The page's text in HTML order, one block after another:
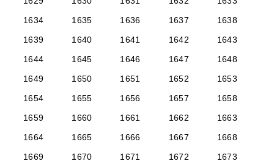
1634
1635 1636 1637
1638
1639
1640 1641 1642
1643
1644
1645 1646 1647
1648
1649
1650 1651 1652
1653
1654
1655 1656 1657
1658
1659
1660 1661 1662
1663
1664
1665 1666 1667
1668
1669
1670 1671 1672
1673